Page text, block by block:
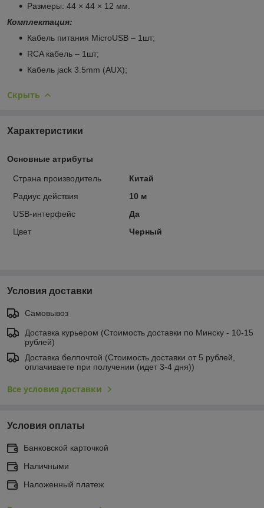
Размеры: 44 × 44 × 12 мм.
Комплектация:
Кабель питания MicroUSB – 1шт;
RCA кабель – 1шт;
Кабель jack 3.5mm (AUX);
Скрыть
Характеристики
Основные атрибуты
Страна производитель
Китай
Радиус действия
10 м
USB-интерфейс
Да
Цвет
Черный
Условия доставки
Самовывоз
Доставка курьером (Стоимость доставки по Минску - 10-15
рублей)
Доставка белпочтой (Стоимость доставки от 5 рублей,
оплачиваете при получении (идет 3-4 дня))
Все условия доставки
Условия оплаты
Банковской карточкой
Наличными
Наложенный платеж